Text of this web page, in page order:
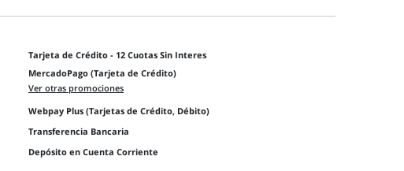
Tarjeta de Crédito - 12 Cuotas Sin Interes
MercadoPago (Tarjeta de Crédito)
Ver otras promociones
Webpay Plus (Tarjetas de Crédito, Débito)
Transferencia Bancaria
Depósito en Cuenta Corriente